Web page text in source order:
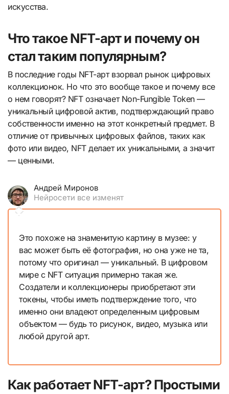
искусства.
Что такое NFT-арт и почему он
стал таким популярным?
В последние годы NFT-арт взорвал рынок цифровых
коллекционок. Но что это вообще такое и почему все
о нем говорят? NFT означает Non-Fungible Token —
уникальный цифровой актив, подтверждающий право
собственности именно на этот конкретный предмет. В
отличие от привычных цифровых файлов, таких как
фото или видео, NFT делает их уникальными, а значит
— ценными.
Андрей Миронов
Нейросети все изменят
Это похоже на знаменитую картину в музее: у
вас может быть её фотография, но она уже не та,
потому что оригинал — уникальный. В цифровом
мире с NFT ситуация примерно такая же.
Создатели и коллекционеры приобретают эти
токены, чтобы иметь подтверждение того, что
именно они владеют определенным цифровым
объектом — будь то рисунок, видео, музыка или
любой другой арт.
Как работает NFT-арт? Простыми